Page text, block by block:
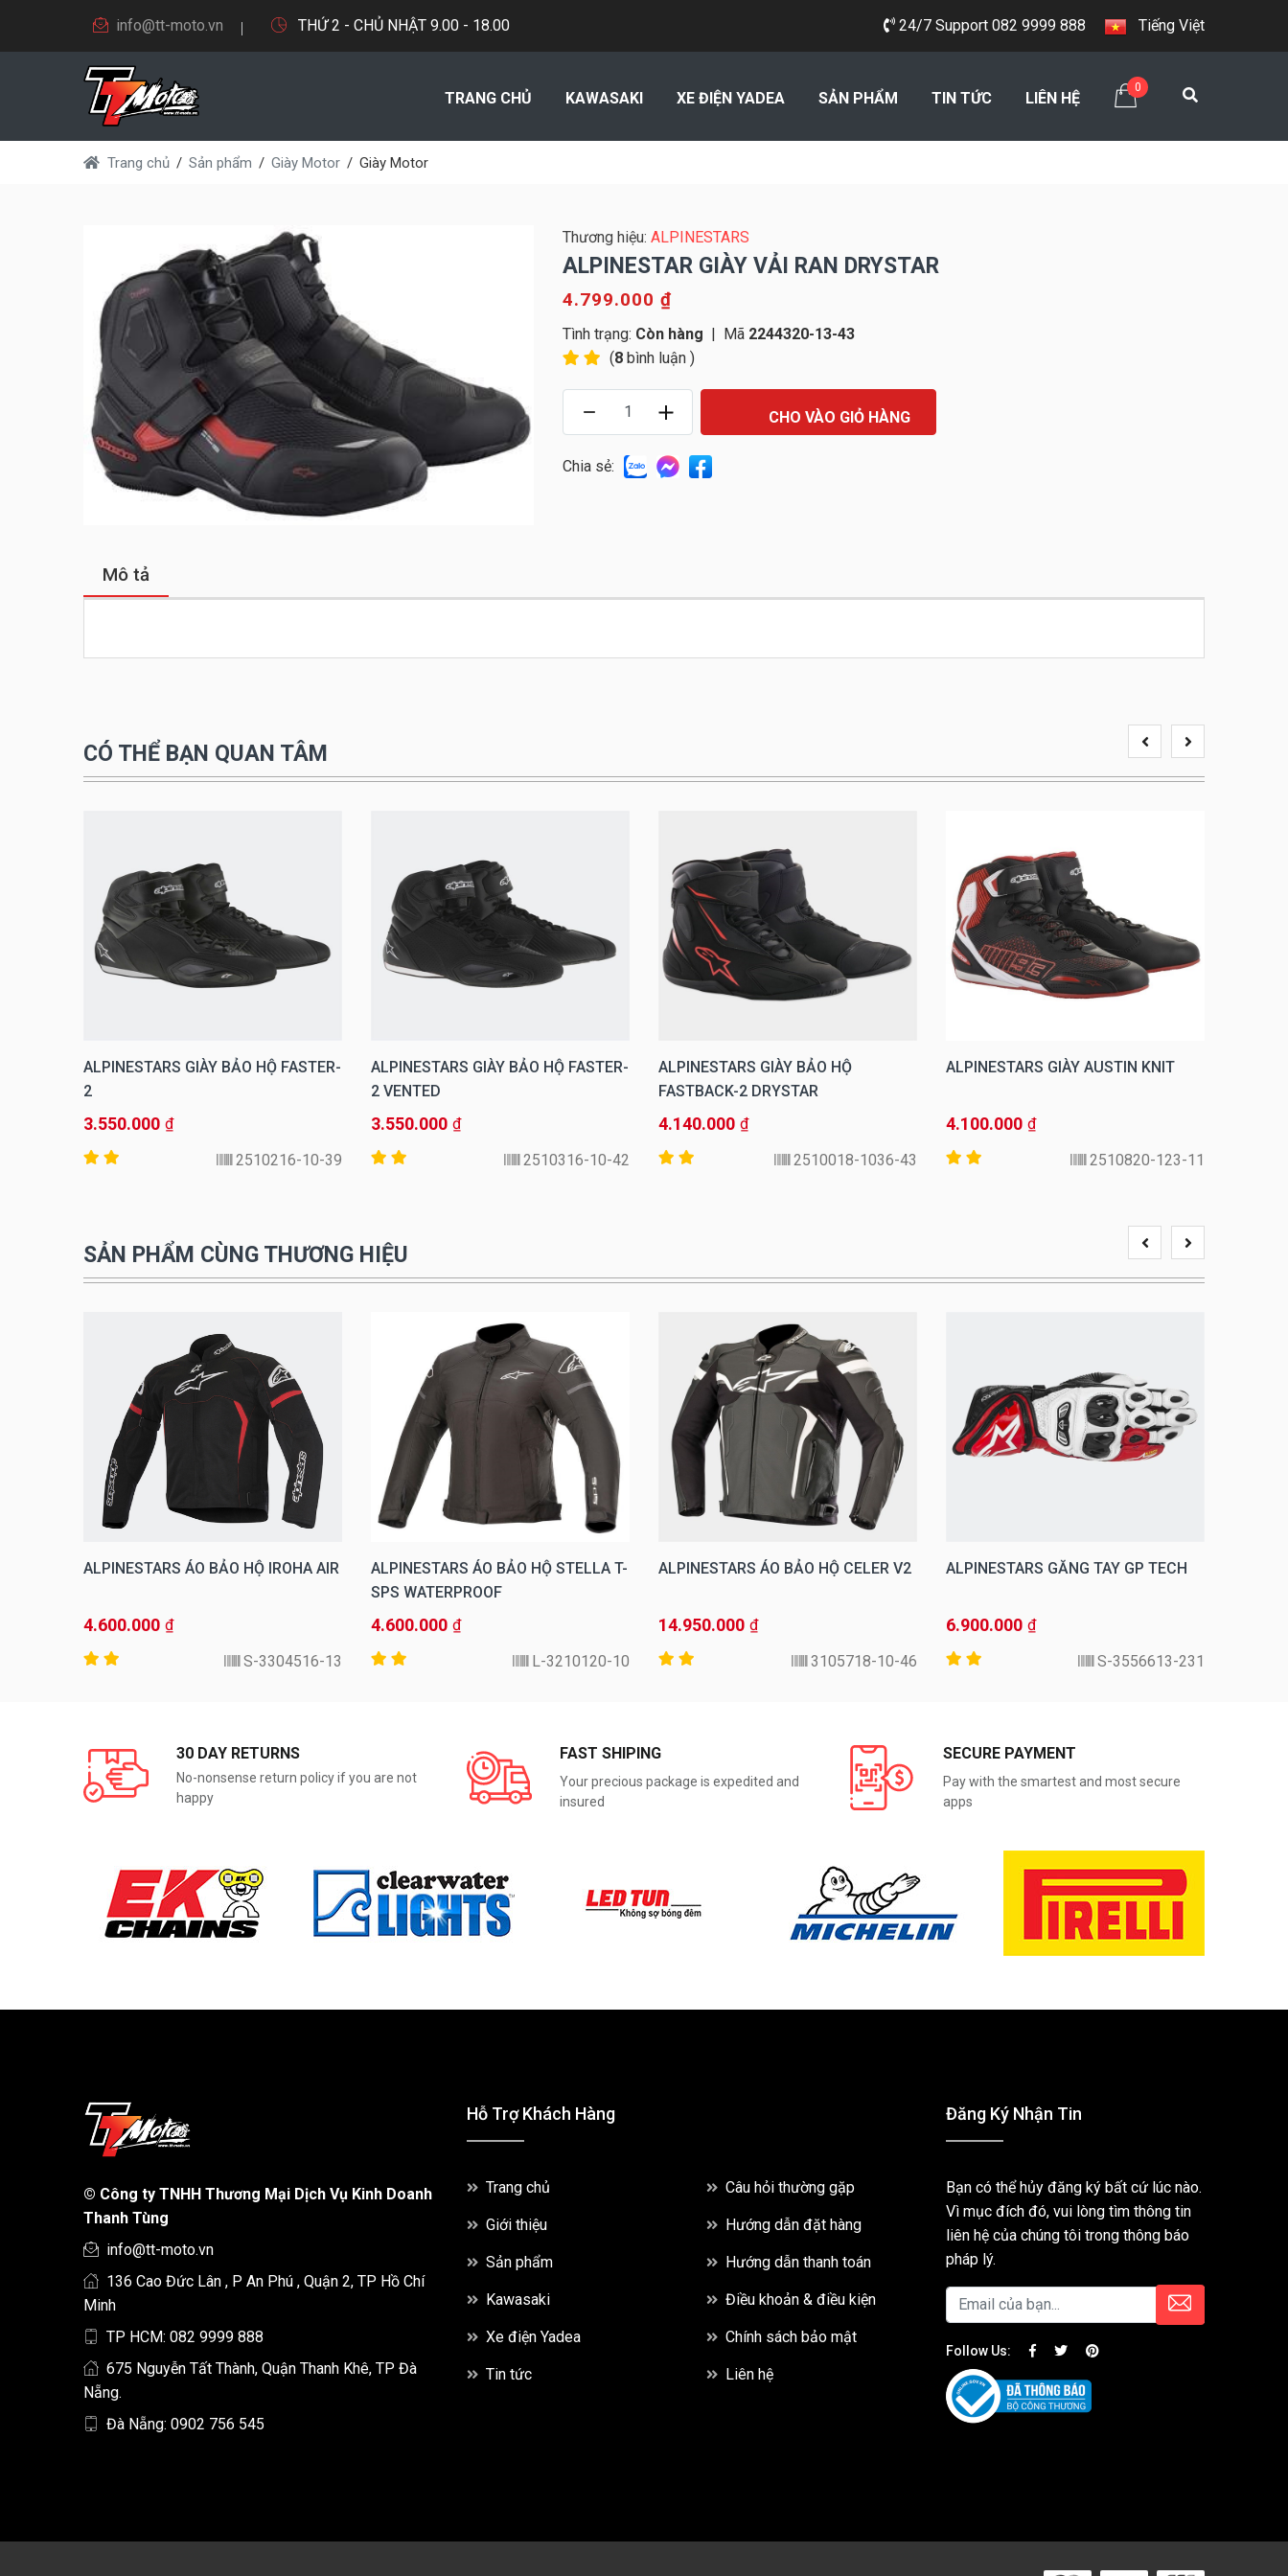
info@tt-moto.vn THỨ 2 - CHỦ NHẬT 9.00 - 18.00 24/7 Support 082 9999 888 Tiếng Việt
0
TRANG CHỦ KAWASAKI XE ĐIỆN YADEA SẢN PHẨM TIN TỨC LIÊN HỆ
Trang chủ Sản phẩm Giày Motor Giày Motor
Thương hiệu: ALPINESTARS
ALPINESTAR GIÀY VẢI RAN DRYSTAR
4.799.000 ₫
Tình trạng: Còn hàng | Mã 2244320-13-43
(8 bình luận )
CHO VÀO GIỎ HÀNG
Chia sẻ:
Mô tả
CÓ THỂ BẠN QUAN TÂM
ALPINESTARS GIÀY AUSTIN KNIT
4.100.000 ₫
2510820-123-11
ALPINESTARS GIÀY BẢO HỘ
FASTBACK-2 DRYSTAR
4.140.000 ₫
2510018-1036-43
ALPINESTARS GIÀY BẢO HỘ FASTER-
2 VENTED
3.550.000 ₫
2510316-10-42
ALPINESTARS GIÀY BẢO HỘ FASTER-
2
3.550.000 ₫
2510216-10-39
SẢN PHẨM CÙNG THƯƠNG HIỆU
ALPINESTARS GĂNG TAY GP TECH
6.900.000 ₫
3556613-231-S
ALPINESTARS ÁO BẢO HỘ CELER V2
14.950.000 ₫
3105718-10-46
ALPINESTARS ÁO BẢO HỘ STELLA T-
SPS WATERPROOF
4.600.000 ₫
3210120-10-L
ALPINESTARS ÁO BẢO HỘ IROHA AIR
4.600.000 ₫
3304516-13-S
30 DAY RETURNS
No-nonsense return policy if you are not
happy
FAST SHIPING
Your precious package is expedited and
insured
SECURE PAYMENT
Pay with the smartest and most secure
apps
© Công ty TNHH Thương Mại Dịch Vụ Kinh Doanh
Thanh Tùng
info@tt-moto.vn
136 Cao Đức Lân , P An Phú , Quận 2, TP Hồ Chí
Minh
TP HCM: 082 9999 888
675 Nguyễn Tất Thành, Quận Thanh Khê, TP Đà
Nẵng.
Đà Nẵng: 0902 756 545
Hỗ Trợ Khách Hàng
Trang chủ
Giới thiệu
Sản phẩm
Kawasaki
Xe điện Yadea
Tin tức
Câu hỏi thường gặp
Hướng dẫn đặt hàng
Hướng dẫn thanh toán
Điều khoản & điều kiện
Chính sách bảo mật
Liên hệ
Đăng Ký Nhận Tin
Bạn có thể hủy đăng ký bất cứ lúc nào.
Vì mục đích đó, vui lòng tìm thông tin
liên hệ của chúng tôi trong thông báo
pháp lý.
Follow Us: